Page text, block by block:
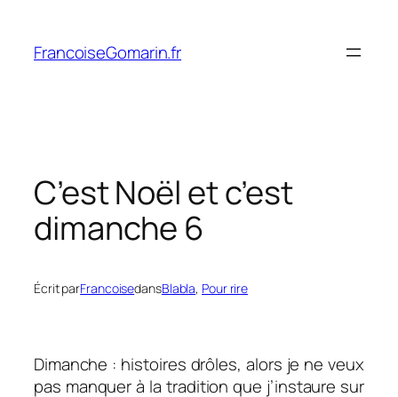
contenu
FrancoiseGomarin.fr
C’est Noël et c’est
dimanche 6
Écrit parFrancoisedansBlabla, Pour rire
Dimanche : histoires drôles, alors je ne veux
pas manquer à la tradition que j’instaure sur